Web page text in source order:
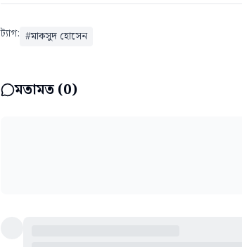
ট্যাগ: #মাকসুদ হোসেন
মতামত (0)